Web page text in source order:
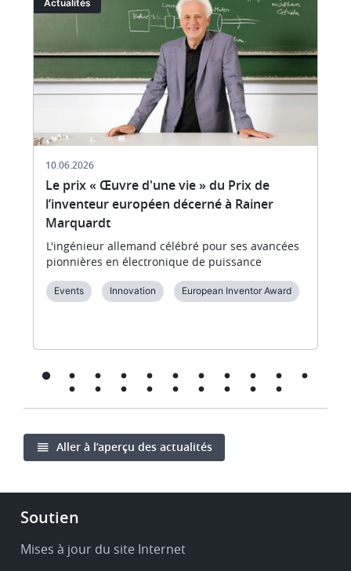
Actualités
10.06.2026
Le prix « Œuvre d'une vie » du Prix de
l’inventeur européen décerné à Rainer
Marquardt
L'ingénieur allemand célébré pour ses avancées
pionnières en électronique de puissance
Events Innovation European Inventor Award
Aller à l’aperçu des actualités
Footer
Service
Soutien
Mises à jour du site Internet